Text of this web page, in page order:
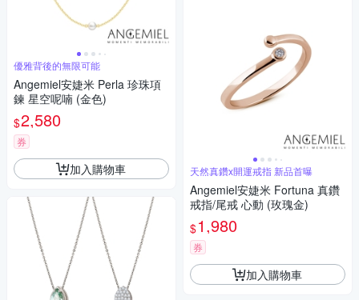
優雅背後的無限可能
Angemiel安婕米 Perla 珍珠項
鍊 星空呢喃 (金色)
$2,580
券
加入購物車 天然真鑽x開運戒指 新品首曝
Angemiel安婕米 Fortuna 真鑽
戒指/尾戒 心動 (玫瑰金)
$1,980
券
加入購物車